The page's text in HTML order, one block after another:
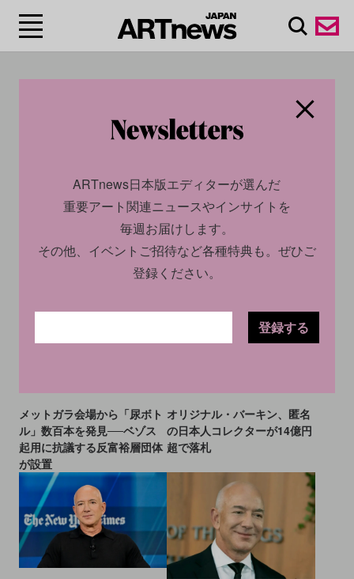
ス/Jeffrey Preston
メットガラ会場から「尿ボト
ル」数百本を発見──ベゾス
起用に抗議する反富裕層団体
が設置
オリジナル・バーキン、匿名
の日本人コレクターが14億円
超で落札
ARTnews日本版エディターが選んだ
重要アート関連ニュースやインサイトを
毎週お届けします。
その他、イベントご招待など各種特典も。ぜひご
登録ください。
登録する